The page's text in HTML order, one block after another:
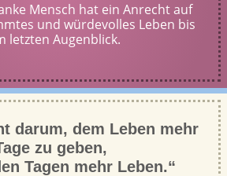
Mensch hat ein Anrecht auf
und würdevolles Leben bis
letzten Augenblick.
darum, dem Leben mehr
zu geben,
Tagen mehr Leben.“